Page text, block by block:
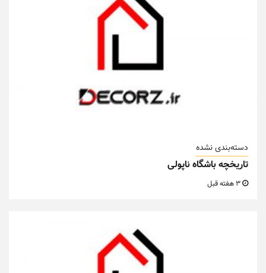
دسته‌بندی نشده
تاریخچه باشگاه ناپولی